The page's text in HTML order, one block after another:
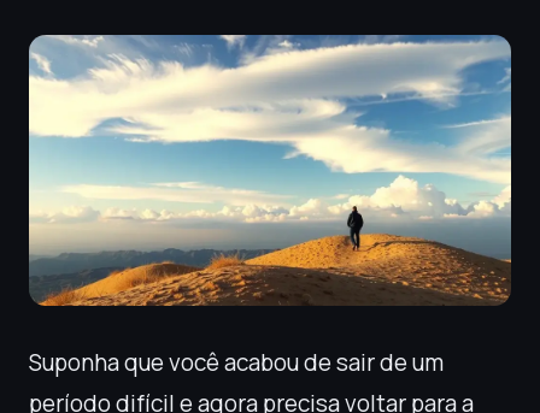
Suponha que você acabou de sair de um
período difícil e agora precisa voltar para a